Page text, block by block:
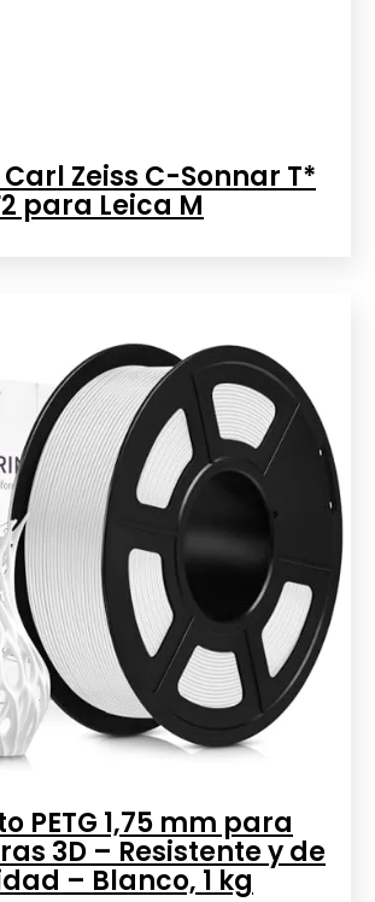
Zeiss C-Sonnar T*
para Leica M
PETG 1,75 mm para
3D – Resistente y de
– Blanco, 1 kg